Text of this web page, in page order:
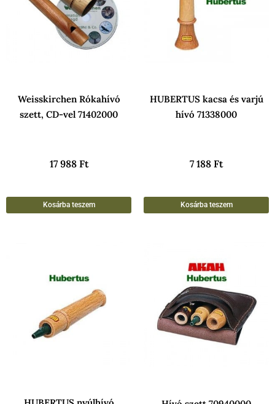
Weisskirchen Rókahívó
szett, CD-vel 71402000
17 988 Ft
Kosárba teszem
HUBERTUS kacsa és varjú
hívó 71338000
7 188 Ft
Kosárba teszem